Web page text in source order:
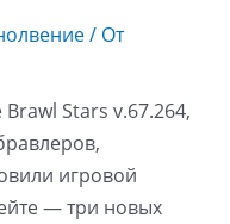
/ От
Stars v.67.264,
игровой
— три новых